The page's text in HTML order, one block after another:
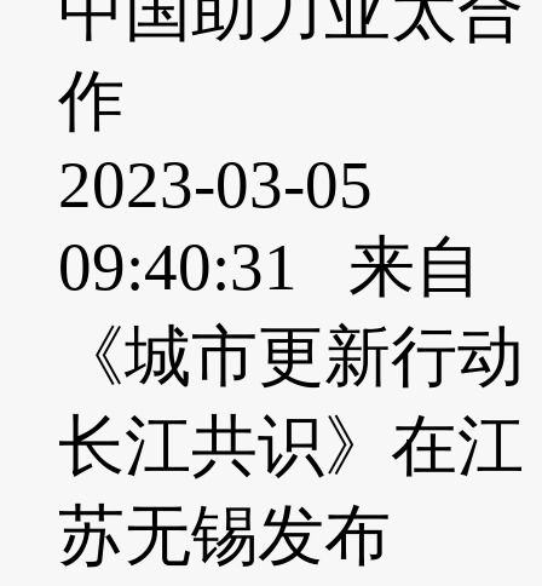
作
2023-03-05
09:40:31 来自
《城市更新行动
长江共识》在江
苏无锡发布